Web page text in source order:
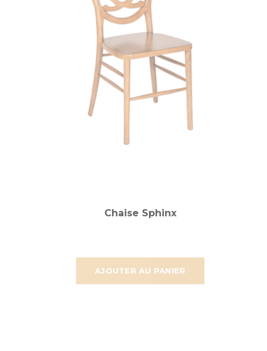
AJOUTER AU PANIER
Chaise Sphinx